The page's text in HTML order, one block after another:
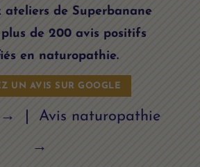
ateliers de Superbanane
de 200 avis positifs
en naturopathie.
UN AVIS SUR GOOGLE
→
Avis naturopathie
→